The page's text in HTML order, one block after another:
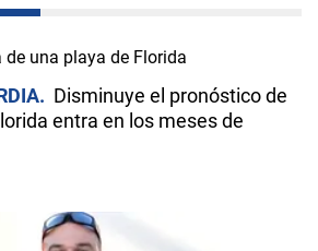
Disminuye el pronóstico de
entra en los meses de